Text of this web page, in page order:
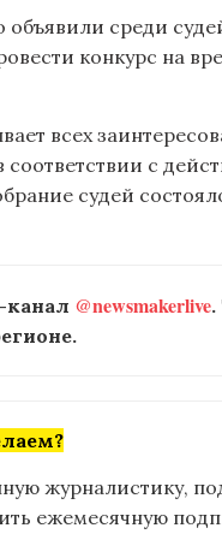
объявили среди
конкурс на
всех
соответствии с
судей
канал @newsmakerlive
журналистику,
ежемесячную